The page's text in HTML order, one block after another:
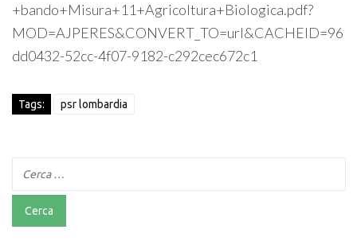
+bando+Misura+11+Agricoltura+Biologica.pdf?
MOD=AJPERES&CONVERT_TO=url&CACHEID=96
dd0432-52cc-4f07-9182-c292cec672c1
Tags: psr lombardia